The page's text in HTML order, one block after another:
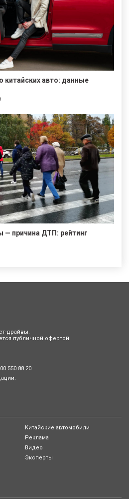
китайских авто: данные
— причина ДТП: рейтинг
драйвы.
публичной офертой.
550 88 20
Китайские автомобили
Реклама
Видео
Эксперты